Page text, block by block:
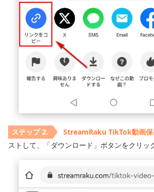
StreamRaku TikTok動画
ストして、「ダウンロード」ボタンをクリッ